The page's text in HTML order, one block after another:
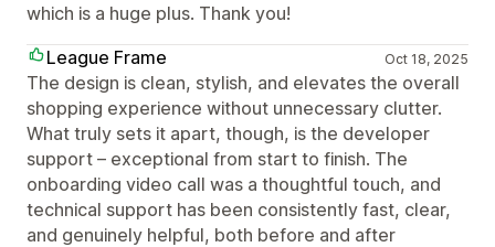
which is a huge plus. Thank you!
League Frame
Oct 18, 2025
The design is clean, stylish, and elevates the overall
shopping experience without unnecessary clutter.
What truly sets it apart, though, is the developer
support – exceptional from start to finish. The
onboarding video call was a thoughtful touch, and
technical support has been consistently fast, clear,
and genuinely helpful, both before and after